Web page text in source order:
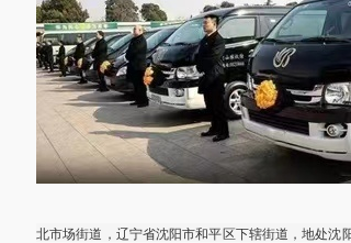
北市场街道，辽宁省沈阳市和平区下辖街道，地处